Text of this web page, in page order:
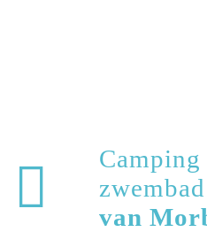
zwembad
van